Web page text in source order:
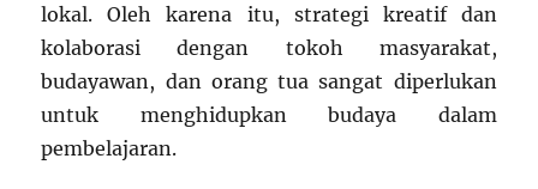
lokal. Oleh karena itu, strategi kreatif dan
kolaborasi dengan tokoh masyarakat,
budayawan, dan orang tua sangat diperlukan
untuk menghidupkan budaya dalam
pembelajaran.